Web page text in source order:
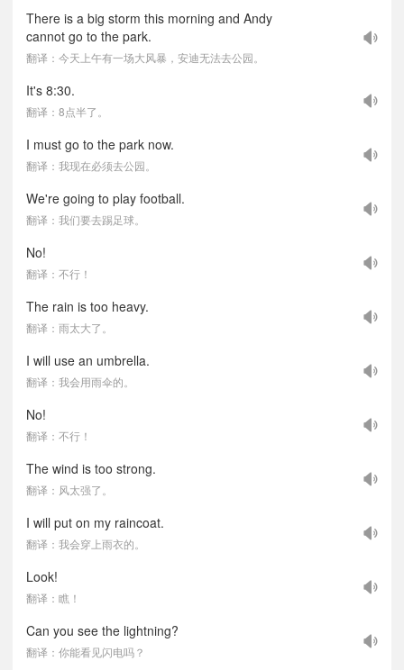
There is a big storm this morning and Andy
cannot go to the park.
翻译：今天上午有一场大风暴，安迪无法去公园。
It's 8:30.
翻译：8点半了。
I must go to the park now.
翻译：我现在必须去公园。
We're going to play football.
翻译：我们要去踢足球。
No!
翻译：不行！
The rain is too heavy.
翻译：雨太大了。
I will use an umbrella.
翻译：我会用雨伞的。
No!
翻译：不行！
The wind is too strong.
翻译：风太强了。
I will put on my raincoat.
翻译：我会穿上雨衣的。
Look!
翻译：瞧！
Can you see the lightning?
翻译：你能看见闪电吗？